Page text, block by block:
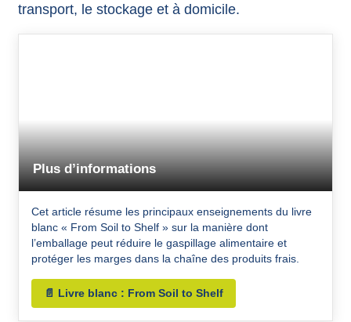
transport, le stockage et à domicile.
Plus d’informations
Cet article résume les principaux enseignements du livre
blanc « From Soil to Shelf » sur la manière dont
l’emballage peut réduire le gaspillage alimentaire et
protéger les marges dans la chaîne des produits frais.
📄 Livre blanc : From Soil to Shelf